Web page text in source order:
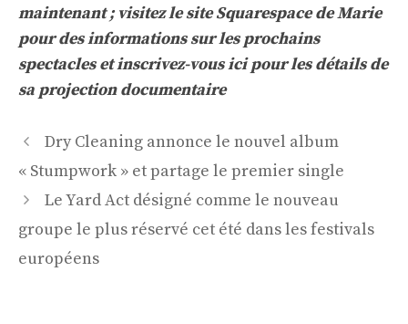
maintenant ;visitez le site Squarespace de Marie
pour des informations sur les prochains
spectacles etinscrivez-vous icipour les détails de
sa projection documentaire
Navigation
des
Dry Cleaning annonce le nouvel album
« Stumpwork » et partage le premier single
Le Yard Act désigné comme le nouveau
groupe le plus réservé cet été dans les festivals
européens